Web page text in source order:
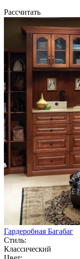
Рассчитать
Гардеробная Багабаг
Стиль:
Классический